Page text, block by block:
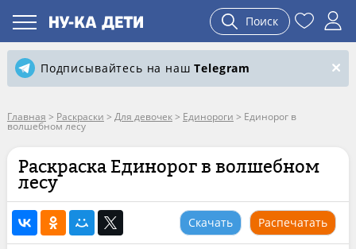
Поиск
Подписывайтесь на нашTelegram
Главная > Раскраски > Для девочек> Единороги > Единорог в
волшебном лесу
Раскраска Единорог в волшебном
лесу
Скачать Распечатать